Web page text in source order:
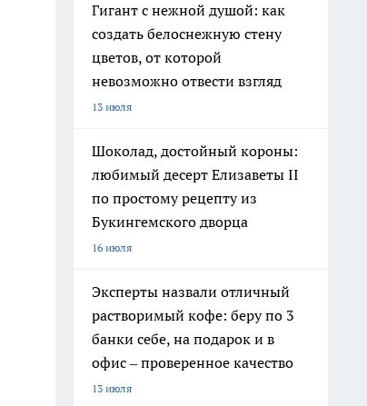
Гигант с нежной душой: как
создать белоснежную стену
цветов, от которой
невозможно отвести взгляд
13 июля
Шоколад, достойный короны:
любимый десерт Елизаветы II
по простому рецепту из
Букингемского дворца
16 июля
Эксперты назвали отличный
растворимый кофе: беру по 3
банки себе, на подарок и в
офис – проверенное качество
13 июля